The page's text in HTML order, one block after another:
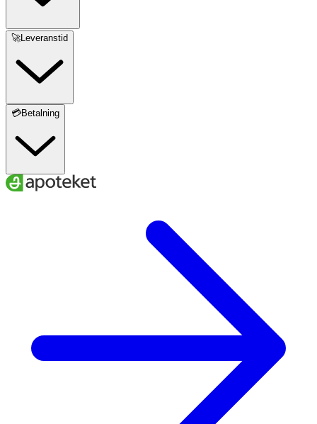
🚀Leveranstid
💳Betalning